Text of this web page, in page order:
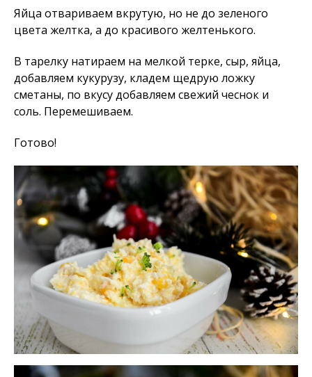
Яйца отвариваем вкрутую, но не до зеленого
цвета желтка, а до красивого желтенького.
В тарелку натираем на мелкой терке, сыр, яйца,
добавляем кукурузу, кладем щедрую ложку
сметаны, по вкусу добавляем свежий чеснок и
соль. Перемешиваем.
Готово!